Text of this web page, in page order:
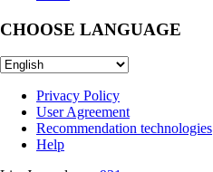
CHOOSE LANGUAGE
Privacy Policy
User Agreement
Recommendation technologies
Help